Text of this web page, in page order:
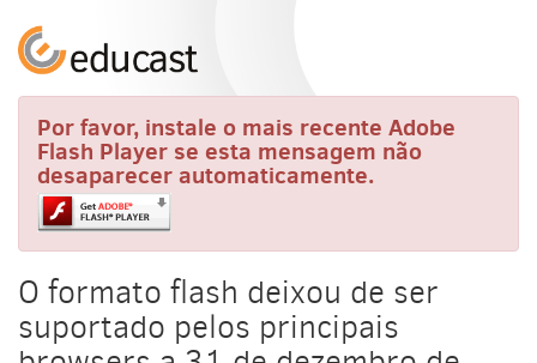
Por favor, instale o mais recente Adobe
Flash Player se esta mensagem não
desaparecer automaticamente.
O formato flash deixou de ser
suportado pelos principais